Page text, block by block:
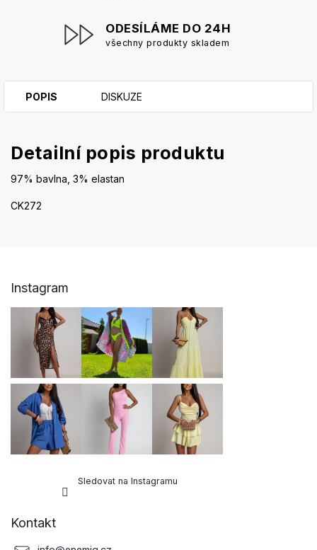
ODESÍLÁME DO 24H
všechny produkty skladem
POPIS DISKUZE
Detailní popis produktu
97% bavlna, 3% elastan
CK272
Instagram
Sledovat na Instagramu
Kontakt